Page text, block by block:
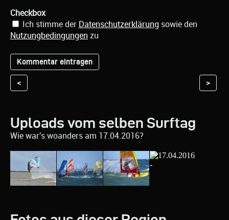
Checkbox
Ich stimme der Datenschutzerklärung sowie den
Nutzungbedingungen zu
< >
Uploads vom selben Surftag
Wie war's woanders am 17.04.2016?